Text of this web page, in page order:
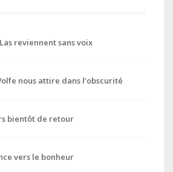
reviennent sans voix
nous attire dans l’obscurité
bientôt de retour
vers le bonheur